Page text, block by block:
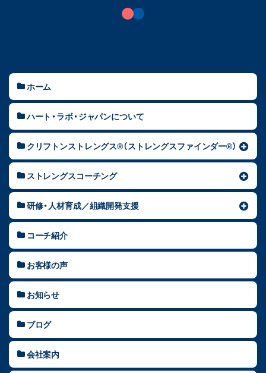
ホーム
ハート・ラボ・ジャパンについて
クリフトンストレングス®（ストレングスファインダー®）
ストレングスコーチング
研修・人材育成／組織開発支援
コーチ紹介
お客様の声
お知らせ
ブログ
会社案内